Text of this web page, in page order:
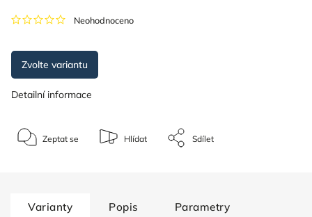
Neohodnoceno
Zvolte variantu
Detailní informace
Zeptat se Hlídat Sdílet
Varianty Popis Parametry